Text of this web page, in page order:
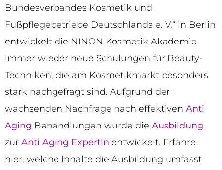
Bundesverbandes Kosmetik und
Fußpflegebetriebe Deutschlands e. V.“ in Berlin
entwickelt die NINON Kosmetik Akademie
immer wieder neue Schulungen für Beauty-
Techniken, die am Kosmetikmarkt besonders
stark nachgefragt sind. Aufgrund der
wachsenden Nachfrage nach effektiven Anti
Aging Behandlungen wurde die Ausbildung
zur Anti Aging Expertin entwickelt. Erfahre
hier, welche Inhalte die Ausbildung umfasst